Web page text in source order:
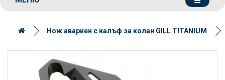
Нож авариен с калъф за колан GILL TITANIUM